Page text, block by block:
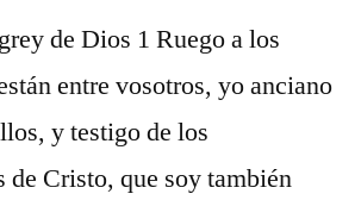
de Dios 1 Ruego a los
entre vosotros, yo anciano
y testigo de los
de Cristo, que soy también